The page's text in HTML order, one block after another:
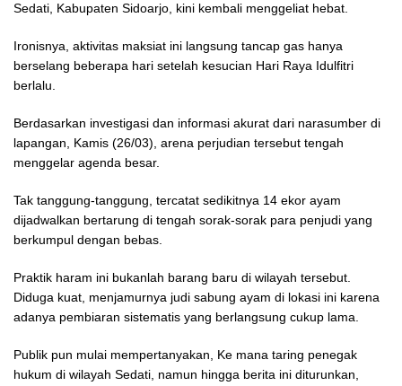
Sedati, Kabupaten Sidoarjo, kini kembali menggeliat hebat.
Ironisnya, aktivitas maksiat ini langsung tancap gas hanya
berselang beberapa hari setelah kesucian Hari Raya Idulfitri
berlalu.
Berdasarkan investigasi dan informasi akurat dari narasumber di
lapangan, Kamis (26/03), arena perjudian tersebut tengah
menggelar agenda besar.
Tak tanggung-tanggung, tercatat sedikitnya 14 ekor ayam
dijadwalkan bertarung di tengah sorak-sorak para penjudi yang
berkumpul dengan bebas.
Praktik haram ini bukanlah barang baru di wilayah tersebut.
Diduga kuat, menjamurnya judi sabung ayam di lokasi ini karena
adanya pembiaran sistematis yang berlangsung cukup lama.
Publik pun mulai mempertanyakan, Ke mana taring penegak
hukum di wilayah Sedati, namun hingga berita ini diturunkan,